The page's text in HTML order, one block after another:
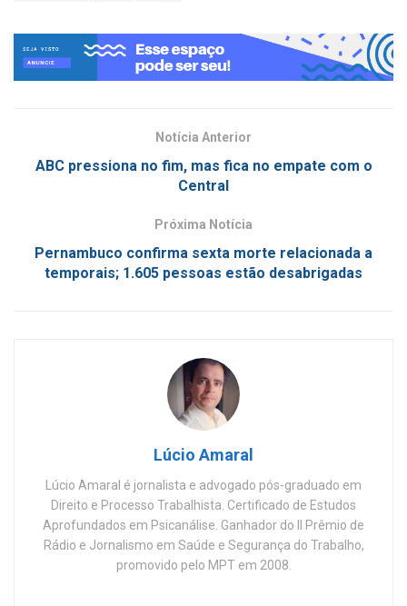
Notícia Anterior
ABC pressiona no fim, mas fica no empate com o
Central
Próxima Notícia
Pernambuco confirma sexta morte relacionada a
temporais; 1.605 pessoas estão desabrigadas
Lúcio Amaral
Lúcio Amaral é jornalista e advogado pós-graduado em
Direito e Processo Trabalhista. Certificado de Estudos
Aprofundados em Psicanálise. Ganhador do II Prêmio de
Rádio e Jornalismo em Saúde e Segurança do Trabalho,
promovido pelo MPT em 2008.